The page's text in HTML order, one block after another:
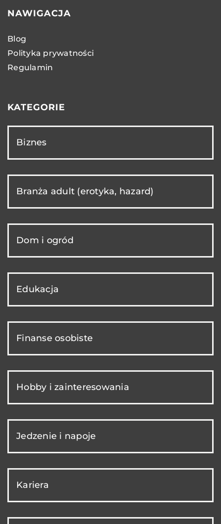
NAWIGACJA
Blog
Polityka prywatności
Regulamin
KATEGORIE
Biznes
Branża adult (erotyka, hazard)
Dom i ogród
Edukacja
Finanse osobiste
Hobby i zainteresowania
Jedzenie i napoje
Kariera